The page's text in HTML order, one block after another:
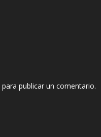
para publicar un comentario.